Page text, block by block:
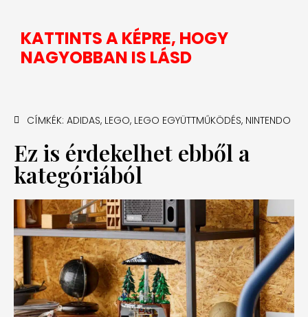
KATTINTS A KÉPRE, HOGY
NAGYOBBAN IS LÁSD
CÍMKÉK: ADIDAS, LEGO, LEGO EGYÜTTMŰKÖDÉS, NINTENDO
Ez is érdekelhet ebből a
kategóriából